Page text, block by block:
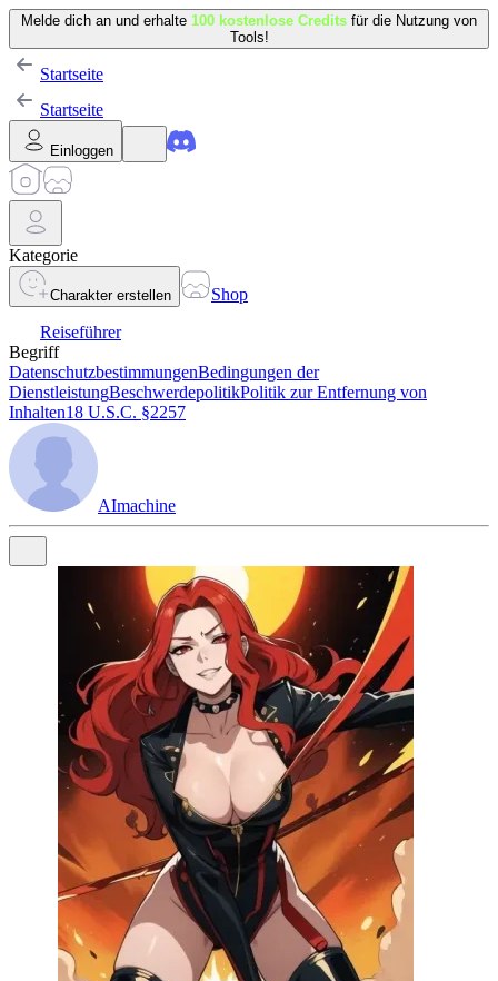
Melde dich an und erhalte 100 kostenlose Credits für die Nutzung von
Tools!
Startseite
Startseite
Einloggen
Kategorie
Charakter erstellen
Shop
Reiseführer
Begriff
DatenschutzbestimmungenBedingungen der
DienstleistungBeschwerdepolitikPolitik zur Entfernung von
Inhalten18 U.S.C. §2257
AImachine